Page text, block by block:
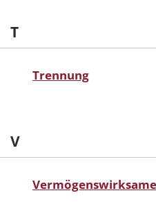
T
Trennung
V